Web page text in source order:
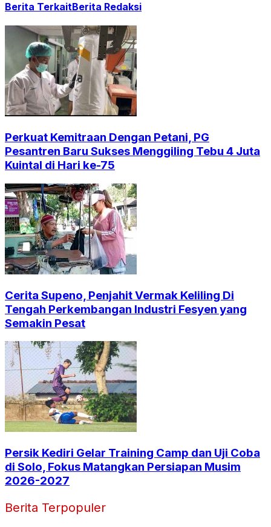
Berita TerkaitBerita Redaksi
Perkuat Kemitraan Dengan Petani, PG
Pesantren Baru Sukses Menggiling Tebu 4 Juta
Kuintal di Hari ke-75
Cerita Supeno, Penjahit Vermak Keliling Di
Tengah Perkembangan Industri Fesyen yang
Semakin Pesat
Persik Kediri Gelar Training Camp dan Uji Coba
di Solo, Fokus Matangkan Persiapan Musim
2026-2027
Berita Terpopuler